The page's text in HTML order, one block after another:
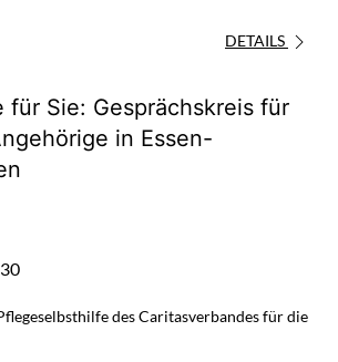
DETAILS
für Sie: Gesprächskreis für
in Essen-
des Caritasverbandes für die